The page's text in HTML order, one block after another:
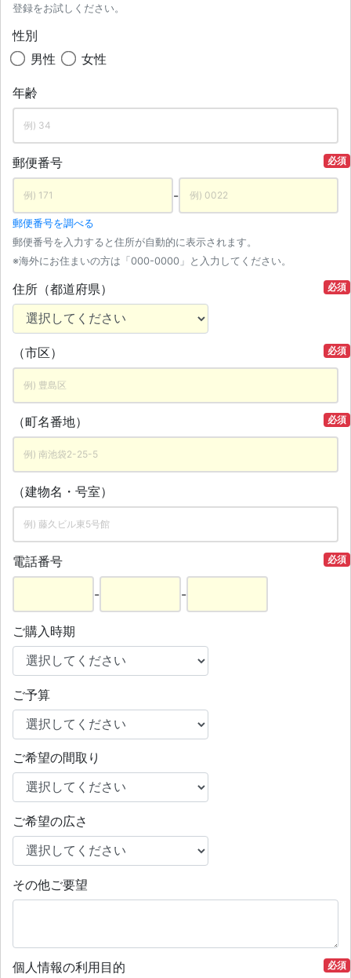
登録をお試しください。
性別
男性
女性
年齢
郵便番号 必須
-
郵便番号を調べる
郵便番号を入力すると住所が自動的に表示されます。
※海外にお住まいの方は「000-0000」と入力してください。
住所（都道府県） 必須
（市区） 必須
（町名番地） 必須
（建物名・号室）
電話番号 必須
- -
ご購入時期
ご予算
ご希望の間取り
ご希望の広さ
その他ご要望
個人情報の利用目的 必須